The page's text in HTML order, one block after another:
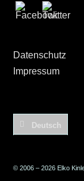
Datenschutz
Impressum
Deutsch
© 2006 – 2026 Elko